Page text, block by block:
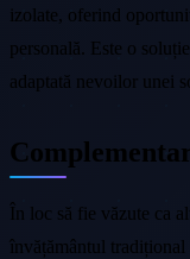
izolate, oferind
personală. Este o
adaptată nevoilor unei
În loc să fie văzute ca
învățământul